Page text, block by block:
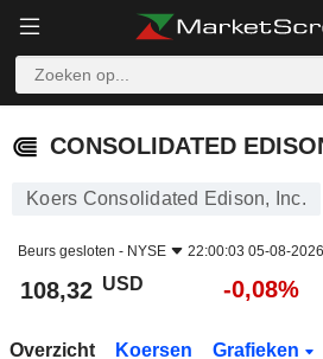
CONSOLIDATED
Koers Consolidated Edison, Inc.
Beurs gesloten - NYSE 22:00:03 05-08-2026
108,32 USD -0,08%
Overzicht Koersen Grafieken